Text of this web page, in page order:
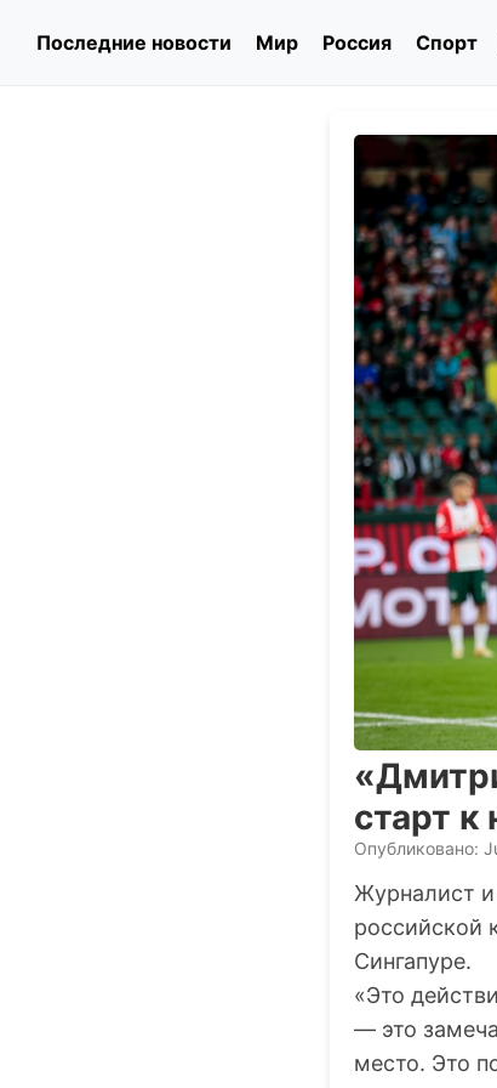
Последние новости Мир Россия Спорт
старт
Опубликовано:
Журналист
российской
Сингапуре.
«Это
— это
место. Это